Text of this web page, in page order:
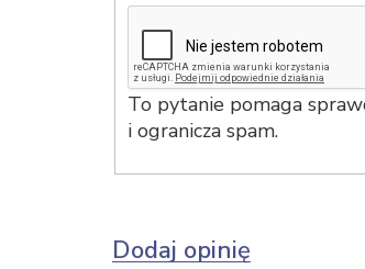
To pytanie pomaga
i ogranicza spam.
Dodaj opinię